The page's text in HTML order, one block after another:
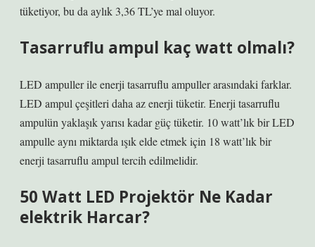
tüketiyor, bu da aylık 3,36 TL’ye mal oluyor.
Tasarruflu ampul kaç watt olmalı?
LED ampuller ile enerji tasarruflu ampuller arasındaki farklar.
LED ampul çeşitleri daha az enerji tüketir. Enerji tasarruflu
ampulün yaklaşık yarısı kadar güç tüketir. 10 watt’lık bir LED
ampulle aynı miktarda ışık elde etmek için 18 watt’lık bir
enerji tasarruflu ampul tercih edilmelidir.
50 Watt LED Projektör Ne Kadar
elektrik Harcar?